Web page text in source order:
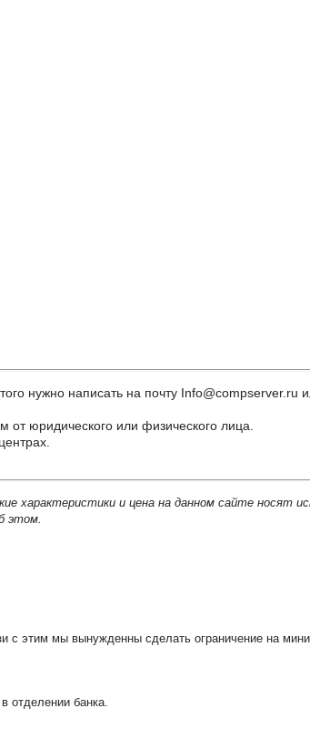
нужно написать на почту Info@compserver.ru
юридического или физического лица.
характеристики и цена на данном сайте носят
этом.
с этим мы вынужденны сделать ограничение на
отделении банка.